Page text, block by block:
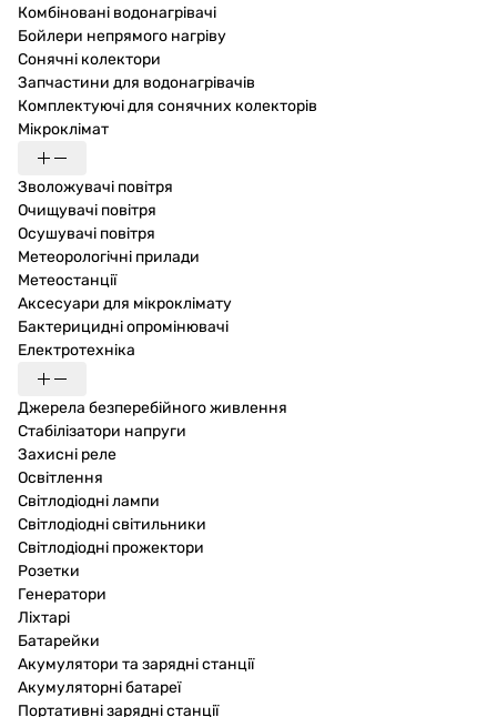
Комбіновані водонагрівачі
Бойлери непрямого нагріву
Сонячні колектори
Запчастини для водонагрівачів
Комплектуючі для сонячних колекторів
Мікроклімат
Зволожувачі повітря
Очищувачі повітря
Осушувачі повітря
Метеорологічні прилади
Метеостанції
Аксесуари для мікроклімату
Бактерицидні опромінювачі
Електротехніка
Джерела безперебійного живлення
Стабілізатори напруги
Захисні реле
Освітлення
Світлодіодні лампи
Світлодіодні світильники
Світлодіодні прожектори
Розетки
Генератори
Ліхтарі
Батарейки
Акумулятори та зарядні станції
Акумуляторні батареї
Портативні зарядні станції